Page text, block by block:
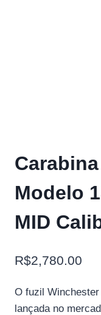
Modelo
MID
R$2,780.00
O fuzil
lançada no